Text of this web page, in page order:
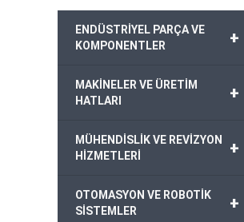
+
ENDÜSTRİYEL PARÇA VE
KOMPONENTLER
+
MAKİNELER VE ÜRETİM
HATLARI
+
MÜHENDİSLİK VE REVİZYON
HİZMETLERİ
+
OTOMASYON VE ROBOTİK
SİSTEMLER